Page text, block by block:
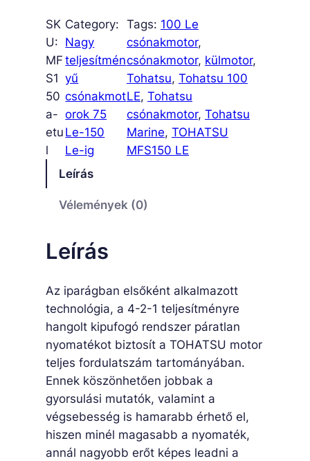
S
1
5
0
A
E
T
U
y
s
é
g
SK
U:
MF
S1
50
a-
etu
l
Category:
Nagy
teljesítmén
yű
csónakmot
orok 75
Le-150
Le-ig
Tags: 100 Le
csónakmotor
csónakmotor, külmotor
Tohatsu, Tohatsu 100
LE, Tohatsu
csónakmotor, Tohatsu
Marine, TOHATSU
MFS150 LE
Leírás
Vélemények (0)
Leírás
Az iparágban elsőként alkalmazott
technológia, a 4-2-1 teljesítményre
hangolt kipufogó rendszer páratlan
nyomatékot biztosít a TOHATSU motor
teljes fordulatszám tartományában.
Ennek köszönhetően jobbak a
gyorsulási mutatók, valamint a
végsebesség is hamarabb érhető el,
hiszen minél magasabb a nyomaték,
annál nagyobb erőt képes leadni a